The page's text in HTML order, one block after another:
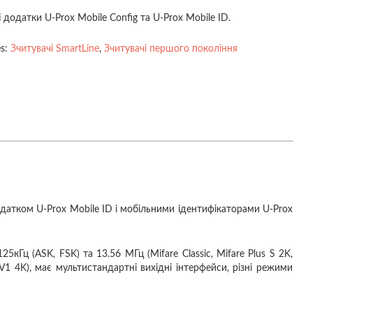
додатки U-Prox Mobile Config та U-Prox Mobile ID.
Зчитувачі SmartLine, Зчитувачі першого покоління
U-Prox Mobile ID і мобільними ідентифікаторами U-Prox
(ASK, FSK) та 13.56 МГц (Mifare Classic, Mifare Plus S 2K,
має мультистандартні вихідні інтерфейси, різні режими